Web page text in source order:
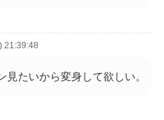
21:39:48
たいから変身して欲しい。